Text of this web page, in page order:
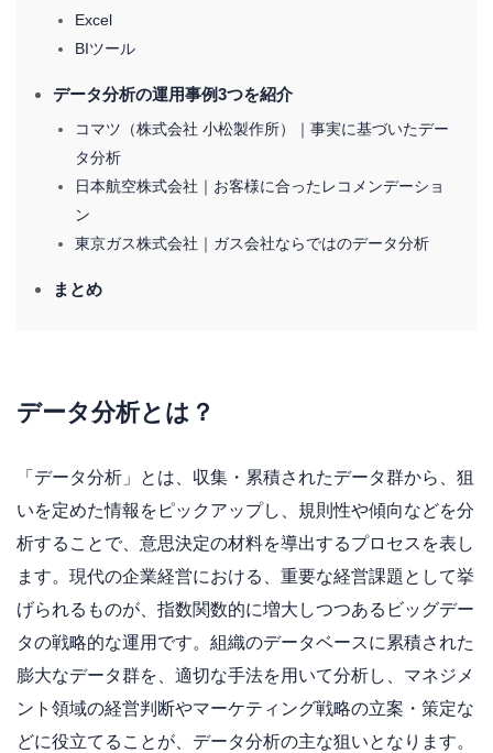
Excel
BIツール
データ分析の運用事例3つを紹介
コマツ（株式会社 小松製作所）｜事実に基づいたデー
タ分析
日本航空株式会社｜お客様に合ったレコメンデーショ
ン
東京ガス株式会社｜ガス会社ならではのデータ分析
まとめ
データ分析とは？
「データ分析」とは、収集・累積されたデータ群から、狙
いを定めた情報をピックアップし、規則性や傾向などを分
析することで、意思決定の材料を導出するプロセスを表し
ます。現代の企業経営における、重要な経営課題として挙
げられるものが、指数関数的に増大しつつあるビッグデー
タの戦略的な運用です。組織のデータベースに累積された
膨大なデータ群を、適切な手法を用いて分析し、マネジメ
ント領域の経営判断やマーケティング戦略の立案・策定な
どに役立てることが、データ分析の主な狙いとなります。